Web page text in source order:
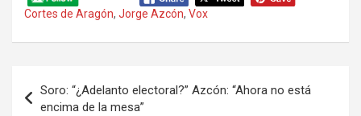
Cortes de Aragón, Jorge Azcón, Vox
de
Soro: “¿Adelanto electoral?” Azcón: “Ahora no está
encima de la mesa”